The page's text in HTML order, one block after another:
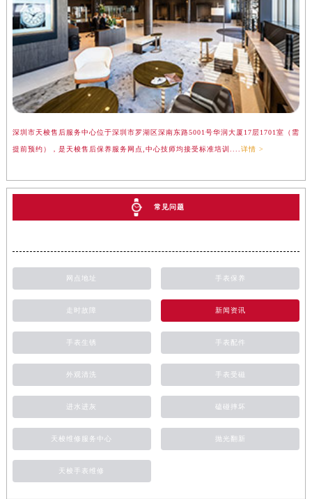
深圳市天梭售后服务中心位于深圳市罗湖区深南东路5001号华润大厦17层1701室（需
提前预约），是天梭售后保养服务网点,中心技师均接受标准培训.... 详情 >
常见问题
网点地址 手表保养
走时故障 新闻资讯
手表生锈 手表配件
外观清洗 手表受磁
进水进灰 磕碰摔坏
天梭维修服务中心 抛光翻新
天梭手表维修